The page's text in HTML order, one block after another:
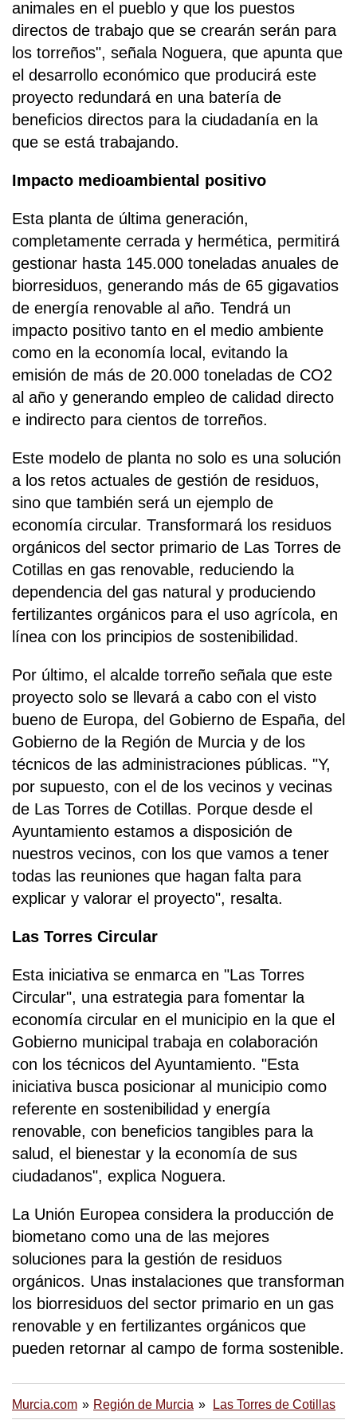
animales en el pueblo y que los puestos
directos de trabajo que se crearán serán para
los torreños", señala Noguera, que apunta que
el desarrollo económico que producirá este
proyecto redundará en una batería de
beneficios directos para la ciudadanía en la
que se está trabajando.
Impacto medioambiental positivo
Esta planta de última generación,
completamente cerrada y hermética, permitirá
gestionar hasta 145.000 toneladas anuales de
biorresiduos, generando más de 65 gigavatios
de energía renovable al año. Tendrá un
impacto positivo tanto en el medio ambiente
como en la economía local, evitando la
emisión de más de 20.000 toneladas de CO2
al año y generando empleo de calidad directo
e indirecto para cientos de torreños.
Este modelo de planta no solo es una solución
a los retos actuales de gestión de residuos,
sino que también será un ejemplo de
economía circular. Transformará los residuos
orgánicos del sector primario de Las Torres de
Cotillas en gas renovable, reduciendo la
dependencia del gas natural y produciendo
fertilizantes orgánicos para el uso agrícola, en
línea con los principios de sostenibilidad.
Por último, el alcalde torreño señala que este
proyecto solo se llevará a cabo con el visto
bueno de Europa, del Gobierno de España, del
Gobierno de la Región de Murcia y de los
técnicos de las administraciones públicas. "Y,
por supuesto, con el de los vecinos y vecinas
de Las Torres de Cotillas. Porque desde el
Ayuntamiento estamos a disposición de
nuestros vecinos, con los que vamos a tener
todas las reuniones que hagan falta para
explicar y valorar el proyecto", resalta.
Las Torres Circular
Esta iniciativa se enmarca en "Las Torres
Circular", una estrategia para fomentar la
economía circular en el municipio en la que el
Gobierno municipal trabaja en colaboración
con los técnicos del Ayuntamiento. "Esta
iniciativa busca posicionar al municipio como
referente en sostenibilidad y energía
renovable, con beneficios tangibles para la
salud, el bienestar y la economía de sus
ciudadanos", explica Noguera.
La Unión Europea considera la producción de
biometano como una de las mejores
soluciones para la gestión de residuos
orgánicos. Unas instalaciones que transforman
los biorresiduos del sector primario en un gas
renovable y en fertilizantes orgánicos que
pueden retornar al campo de forma sostenible.
Murcia.com Región de Murcia Las Torres de Cotillas